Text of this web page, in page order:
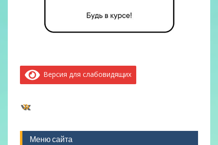
Версия для слабовидящих
ВКонтакте
Меню сайта